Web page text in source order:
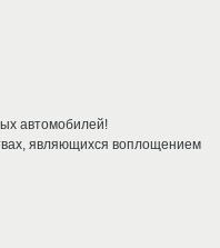
автомобилей!
являющихся воплощением